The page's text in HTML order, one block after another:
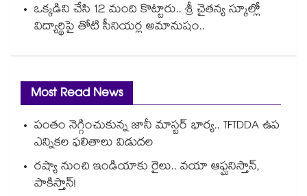
ఒక్కడిని చేసి 12 మంది కొట్టారు.. శ్రీ చైతన్య స్కూల్లో
విద్యార్థిపై తోటి సీనియర్ల అమానుషం..
Most Read News
పంతం నెగ్గించుకున్న జానీ మాస్టర్ భార్య.. TFTDDA ఉప
ఎన్నికల ఫలితాలు విడుదల
రష్యా నుంచి ఇండియాకు రైలు.. వయా ఆఫ్ఘనిస్తాన్,
పాకిస్తాన్!